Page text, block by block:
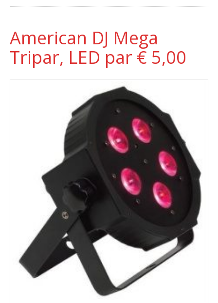
American DJ Mega
Tripar, LED par € 5,00